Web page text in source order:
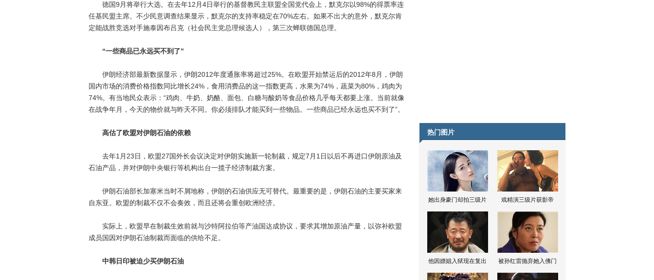
德国9月将举行大选。在去年12月4日举行的基督教民主联盟全国党代会上，默克尔以98%的得票率连
任基民盟主席。不少民意调查结果显示，默克尔的支持率稳定在70%左右。如果不出大的意外，默克尔肯
定能战胜竞选对手施泰因布吕克（社会民主党总理候选人），第三次蝉联德国总理。
“一些商品已永远买不到了”
伊朗经济部最新数据显示，伊朗2012年度通胀率将超过25%。在欧盟开始禁运后的2012年8月，伊朗
国内市场的消费价格指数同比增长24%，食用消费品的这一指数更高，水果为74%，蔬菜为80%，鸡肉为
74%。有当地民众表示：“鸡肉、牛奶、奶酪、面包、白糖与酸奶等食品价格几乎每天都要上涨。当前就像
在战争年月，今天的物价就与昨天不同。你必须排队才能买到一些物品。一些商品已经永远也买不到了”。
高估了欧盟对伊朗石油的依赖
去年1月23日，欧盟27国外长会议决定对伊朗实施新一轮制裁，规定7月1日以后不再进口伊朗原油及
石油产品，并对伊朗中央银行等机构出台一揽子经济制裁方案。
伊朗石油部长加塞米当时不屑地称，伊朗的石油供应无可替代。最重要的是，伊朗石油的主要买家来
自东亚。欧盟的制裁不仅不会奏效，而且还将会重创欧洲经济。
实际上，欧盟早在制裁生效前就与沙特阿拉伯等产油国达成协议，要求其增加原油产量，以弥补欧盟
成员国因对伊朗石油制裁而面临的供给不足。
中韩日印被迫少买伊朗石油
热门图片
她出身豪门却拍三级片 戏精演三级片获影帝
他因嫖娼入狱现在复出 被孙红雷抛弃她入佛门